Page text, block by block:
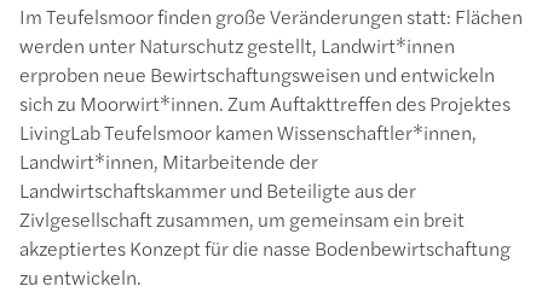
Im Teufelsmoor finden große Veränderungen statt: Flächen
werden unter Naturschutz gestellt, Landwirt*innen
erproben neue Bewirtschaftungsweisen und entwickeln
sich zu Moorwirt*innen. Zum Auftakttreffen des Projektes
LivingLab Teufelsmoor kamen Wissenschaftler*innen,
Landwirt*innen, Mitarbeitende der
Landwirtschaftskammer und Beteiligte aus der
Zivlgesellschaft zusammen, um gemeinsam ein breit
akzeptiertes Konzept für die nasse Bodenbewirtschaftung
zu entwickeln.